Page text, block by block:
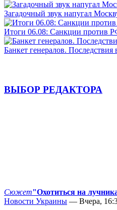
Загадочный звук напугал
Итоги 06.08: Санкции против
Банкет генералов.
ВЫБОР РЕДАКТОРА
Сюжет"Охотиться на
Новости Украины — Вчера,